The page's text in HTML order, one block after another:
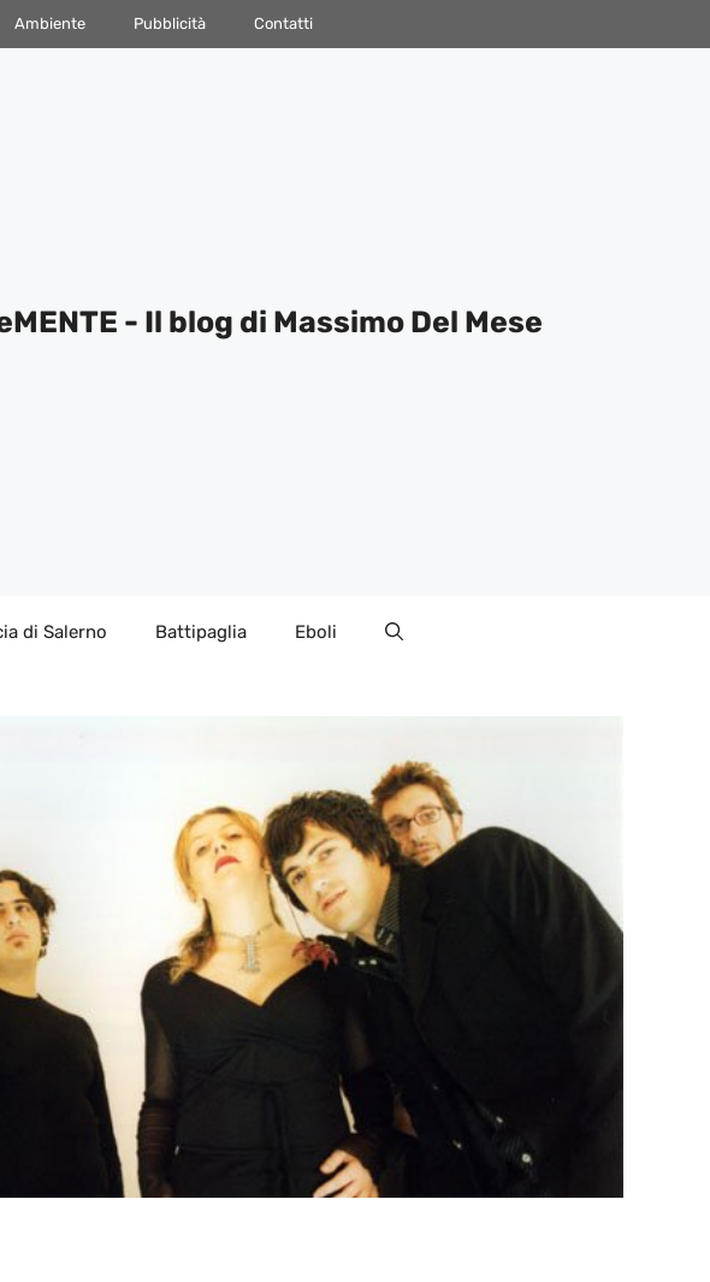
Ambiente Pubblicità Contatti
- Il blog di Massimo Del Mese
di Salerno Battipaglia Eboli